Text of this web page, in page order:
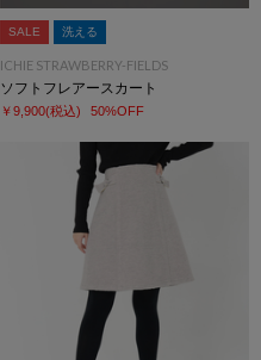
SALE 洗える
ICHIE STRAWBERRY-FIELDS
ソフトフレアースカート
￥9,900(税込) 50%OFF